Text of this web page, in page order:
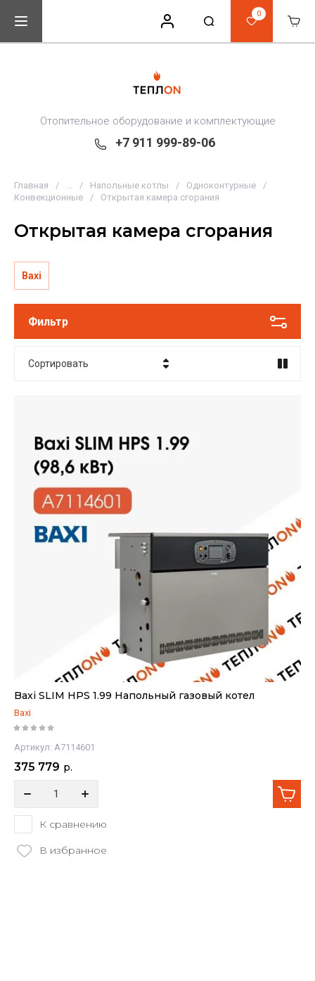
0
Отопительное оборудование и комплектующие
+7 911 999-89-06
Главная / ... / Напольные котлы / Одноконтурные
/
Конвекционные
/ Открытая камера сгорания
Открытая камера сгорания
Baxi
Фильтр
Сортировать
Название - Я-А
Название - А-Я
Baxi SLIM HPS 1.99 Напольный газовый котел
Baxi
Артикул: A7114601
375 779 р.
К сравнению
В избранное